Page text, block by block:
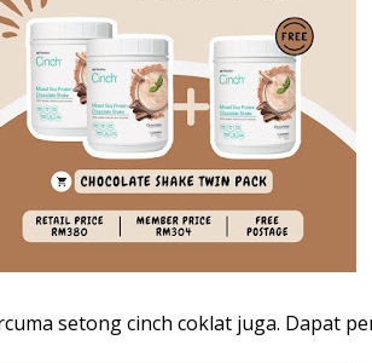
setong cinch coklat juga. Dapat